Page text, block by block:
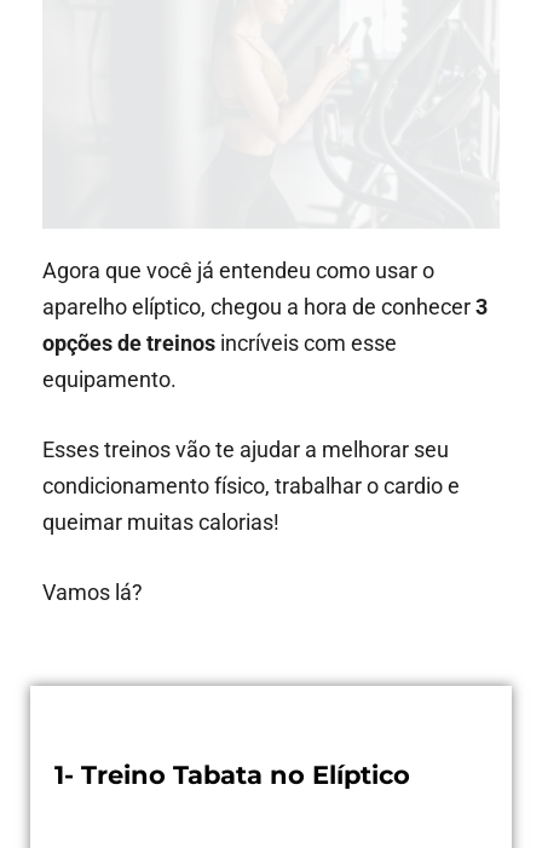
Agora que você já entendeu como usar o
aparelho elíptico, chegou a hora de conhecer3
opções de treinos incríveis com esse
equipamento.
Esses treinos vão te ajudar a melhorar seu
condicionamento físico, trabalhar o cardio e
queimar muitas calorias!
Vamos lá?
1- Treino Tabata no Elíptico